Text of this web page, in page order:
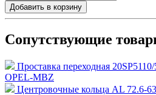
Добавить в корзину
Сопутствующие
Проставка переходная
OPEL-MBZ
Центровочные кольца AL 72.6-